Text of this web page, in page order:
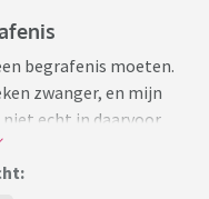
begrafenis moeten.
zwanger, en mijn
echt in daarvoor